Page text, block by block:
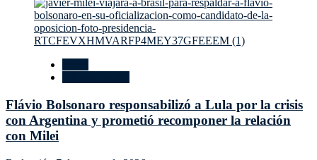
Flávio Bolsonaro responsabilizó a Lula por la crisis
con Argentina y prometió recomponer la relación
con Milei